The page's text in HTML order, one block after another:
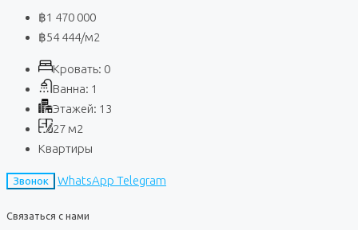
฿1 470 000
฿54 444/м2
Кровать: 0
Ванна: 1
Этажей: 13
27 м2
Квартиры
Звонок WhatsApp Telegram
Связаться с нами